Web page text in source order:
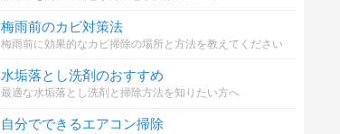
梅雨前のカビ対策法
梅雨前に効果的なカビ掃除の場所と方法を教えてください
水垢落とし洗剤のおすすめ
最適な水垢落とし洗剤と掃除方法を知りたい方へ
自分でできるエアコン掃除